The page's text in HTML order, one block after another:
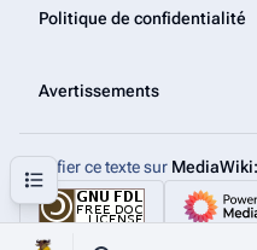
Sommaire
Politique de confidentialité
Avertissements
Modifier ce texte sur